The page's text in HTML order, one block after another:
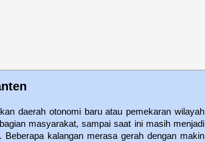
daerah otonomi baru atau pemekaran wilayah
masyarakat, sampai saat ini masih menjadi
kalangan merasa gerah dengan makin